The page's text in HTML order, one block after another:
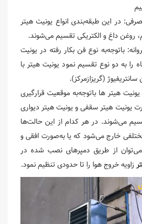
در این طبقه‌بندی انواع یونیت هیتر
روغن داغ و الکتریکی تقسیم می‌شوند.
باتوجه‌به نوع فن بکار رفته در یونیت
را به دو نوع تقسیم نمود یونیت هیتر با
(گریزازمرکز).
هیتر ها باتوجه‌به موقعیت قرارگیری
هیتر سقفی و یونیت هیتر دیواری
می‌شوند. در هر کدام از این حالت‌ها
خارج می‌شود که یا به‌صورت افقی و
از طریق دمپرهای نصب شده در
زاویه خروج هوا را تا حدودی تنظیم نمود.